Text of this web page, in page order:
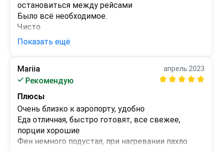
остановиться между рейсами
Было всё необходимое.
Чисто
Минусы
Показать ещё
Mariia
Рекомендую
апрель 2023
Плюсы
Очень близко к аэропорту, удобно
Еда отличная, быстро готовят, все свежее,
порции хорошие
Фен немного подустал, при нагревании пахло